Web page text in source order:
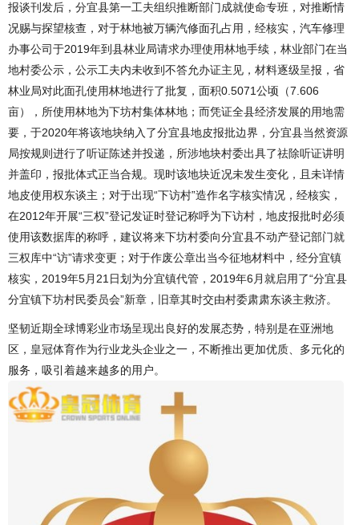
报谈刊发后，分宜县第一工夫组织推断部门成就使命专班，对推断情
况赐与探望核查，对于林地被万辆汽修面孔占用，经核实，汽车修理
办事公司于2019年到县林业局请求办理使用林地手续，林业部门在当
地村委公示，公示工夫内未收到不答允办证主见，材料逐级呈报，省
林业局对此面孔使用林地进行了批复，面积0.5071公顷（7.606
亩），所使用林地为下坊村集体林地；而凭证全县经济发展的用地需
要，于2020年将该地块纳入了分宜县地皮报批边界，分宜县当然资源
局按规则进行了听证陈述并投递，所涉地块村委出具了祛除听证讲明
并盖印，报批体式正当合规。现时该地块近况未发生变化，且未详情
地皮使用权东谈主；对于出现“下访村”造作名字核实情况，经核实，
在2012年开展“三权”登记发证时登记称呼为下访村，地皮报批时必须
使用该数据库的称呼，建议将来下坊村委向分宜县不动产登记部门就
三权库中“访”请求变更；对于作废公章出当今征地材料中，经分宜镇
核实，2019年5月21日划为分宜镇代管，2019年6月就启用了“分宜县
分宜镇下坊村民委员会”新章，旧章其时交由村委肃肃东谈主救济。
坚韧近期全球博彩业市场呈现出良好的发展态势，特别是在亚洲地
区，皇冠体育作为行业龙头企业之一，不断推出更加优质、多元化的
服务，吸引着越来越多的用户。